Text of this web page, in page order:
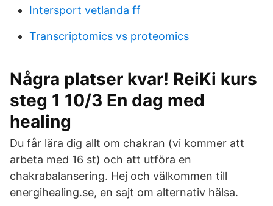
Intersport vetlanda ff
Transcriptomics vs proteomics
Några platser kvar! ReiKi kurs
steg 1 10/3 En dag med
healing
Du får lära dig allt om chakran (vi kommer att
arbeta med 16 st) och att utföra en
chakrabalansering. Hej och välkommen till
energihealing.se, en sajt om alternativ hälsa.